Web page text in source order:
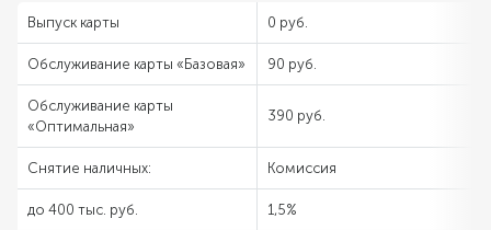
Выпуск карты 0 руб.
Обслуживание карты «Базовая» 90 руб.
Обслуживание карты
«Оптимальная»
390 руб.
Снятие наличных: Комиссия
до 400 тыс. руб. 1,5%